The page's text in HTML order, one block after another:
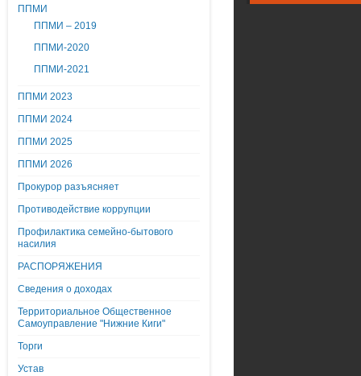
ППМИ
ППМИ – 2019
ППМИ-2020
ППМИ-2021
ППМИ 2023
ППМИ 2024
ППМИ 2025
ППМИ 2026
Прокурор разъясняет
Противодействие коррупции
Профилактика семейно-бытового
насилия
РАСПОРЯЖЕНИЯ
Сведения о доходах
Территориальное Общественное
Самоуправление "Нижние Киги"
Торги
Устав